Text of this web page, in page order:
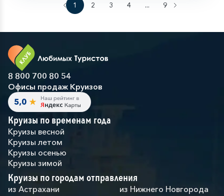
1 2 3 4 ... 9
8 800 700 80 54
Офисы продаж Круизов
Круизы по временам года
Круизы весной
Круизы летом
Круизы осенью
Круизы зимой
Круизы по городам отправления
из Астрахани
из Нижнего Новгорода